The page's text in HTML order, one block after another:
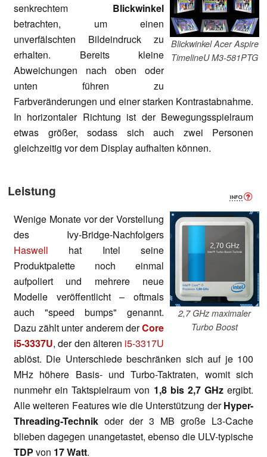
Blickwinkel Acer Aspire
TimelineU M3-581PTG
senkrechtem Blickwinkel
betrachten, um einen
unverfälschten Bildeindruck zu
erhalten. Bereits kleine
Abweichungen nach oben oder
unten führen zu
Farbveränderungen und einer starken Kontrastabnahme.
In horizontaler Richtung ist der Bewegungsspielraum
etwas größer, sodass sich auch zwei Personen
gleichzeitig vor dem Display aufhalten können.
Leistung
2,7 GHz maximaler
Turbo Boost
Wenige Monate vor der Vorstellung
des Ivy-Bridge-Nachfolgers
Haswell hat Intel seine
Produktpalette noch einmal
aufpoliert und mehrere neue
Modelle veröffentlicht – oftmals
auch "speed bumps" genannt.
Dazu zählt unter anderem derCore
i5-3337U, der den älteren i5-3317U
ablöst. Die Unterschiede beschränken sich auf je 100
MHz höhere Basis- und Turbo-Taktraten, womit sich
nunmehr ein Taktspielraum von 1,8 bis 2,7 GHzergibt.
Alle weiteren Features wie die Unterstützung derHyper-
Threading-Technik oder der 3 MB große L3-Cache
blieben dagegen unangetastet, ebenso die ULV-typische
TDP von 17 Watt.